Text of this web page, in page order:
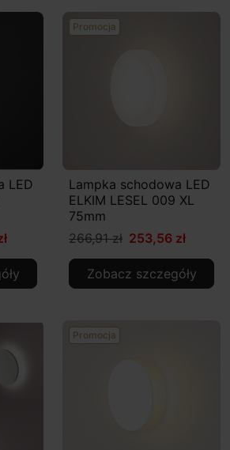
LED
Promocja
Lampka schodowa LED
ELKIM LESEL 009 XL
75mm
266,91 zł 253,56 zł
Zobacz szczegóły
Promocja